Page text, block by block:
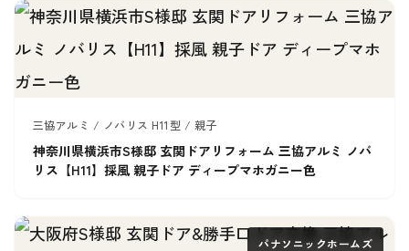
三協アルミ / ノバリス H11型 / 親子
神奈川県横浜市S様邸 玄関ドアリフォーム 三協アルミ ノバ
リス【H11】採風 親子ドア ディープマホガニー色
パナソニックホームズ